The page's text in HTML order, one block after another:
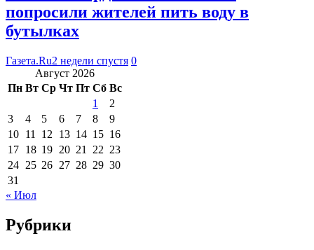
попросили жителей пить воду в
бутылках
Газета.Ru2 недели спустя 0
Август 2026
Пн Вт Ср Чт Пт Сб Вс
1
2
3
4 5 6 7 8
9
10 11 12 13 14 15 16
17 18 19 20 21 22 23
24 25 26 27 28 29 30
31
« Июл
Рубрики